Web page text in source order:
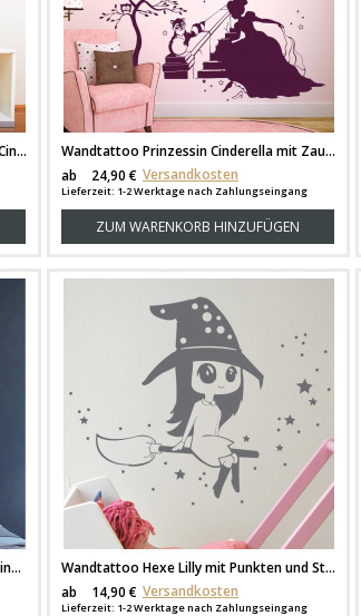
Wandtattoo Pferdekutsche Prinzessin Cinderella mit Waschbär Hase und Sterne M1714
Wandtattoo Prinzessin Cinderella mit Zauberbaum Waschbär Hase und Sterne M1715
ab
24,90 € Versandkosten
Lieferzeit: 1-2 Werktage nach Zahlungseingang
ZUM WARENKORB HINZUFÜGEN
Wandtattoo Cinderella Aschenputtel Prinzessin mit Zauberbaum und Sterne M1718
Wandtattoo Hexe Lilly mit Punkten und Sternen M854
ab
14,90 € Versandkosten
Lieferzeit: 1-2 Werktage nach Zahlungseingang